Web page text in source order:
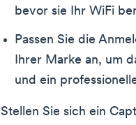
bevor sie Ihr WiFi
Passen Sie die
Ihrer Marke an, um
und ein
Stellen Sie sich ein